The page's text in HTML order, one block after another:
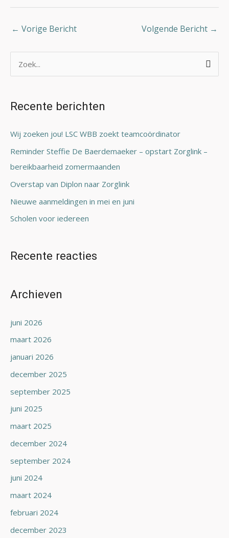
← Vorige Bericht Volgende Bericht →
k
:
Recente berichten
Wij zoeken jou! LSC WBB zoekt teamcoördinator
Reminder Steffie De Baerdemaeker – opstart Zorglink –
bereikbaarheid zomermaanden
Overstap van Diplon naar Zorglink
Nieuwe aanmeldingen in mei en juni
Scholen voor iedereen
Recente reacties
Archieven
juni 2026
maart 2026
januari 2026
december 2025
september 2025
juni 2025
maart 2025
december 2024
september 2024
juni 2024
maart 2024
februari 2024
december 2023